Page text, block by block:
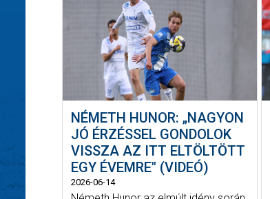
NÉMETH HUNOR: „NAGYON
JÓ ÉRZÉSSEL GONDOLOK
VISSZA AZ ITT ELTÖLTÖTT
EGY ÉVEMRE" (VIDEÓ)
2026-06-14